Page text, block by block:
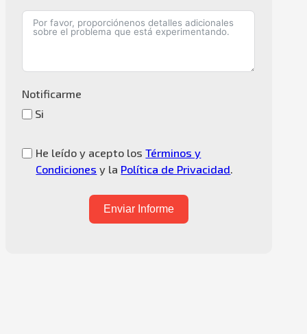
Notificarme
Si
He leído y acepto losTérminos y
Condiciones y la Política de Privacidad.
Enviar Informe